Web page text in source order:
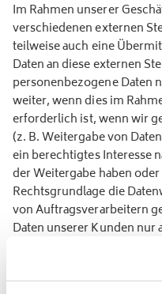
Im Rahmen unserer
verschiedenen externen
teilweise auch eine
Daten an diese externen
personenbezogene Daten
weiter, wenn dies im
erforderlich ist, wenn wir
(z. B. Weitergabe von
ein berechtigtes Interesse
der Weitergabe haben
Rechtsgrundlage die
von Auftragsverarbeitern
Daten unserer Kunden nur
Vertrags über
gemeinsamen
gemeinsame Verarbeitung